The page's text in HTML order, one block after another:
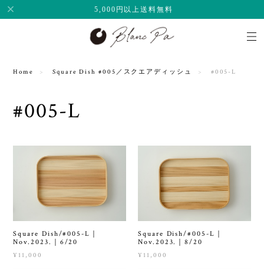
5,000円以上送料無料
Home Square Dish #005／スクエアディッシュ #005-L
#005-L
Square Dish/#005-L｜
Nov.2023.｜6/20
¥11,000
Square Dish/#005-L｜
Nov.2023.｜8/20
¥11,000